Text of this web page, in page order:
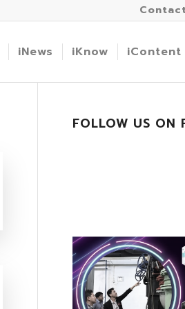
iNews iKnow iContent
FOLLOW US ON